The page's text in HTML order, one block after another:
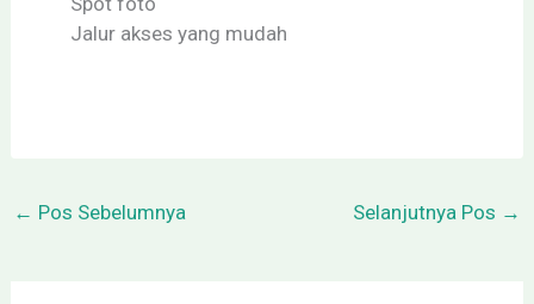
Jalur akses yang mudah
← Pos Sebelumnya Selanjutnya Pos →